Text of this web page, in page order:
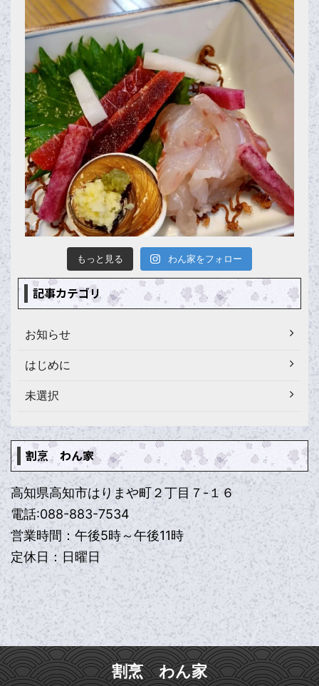
もっと見る わん家をフォロー
記事カテゴリ
お知らせ
はじめに
未選択
割烹 わん家
高知県高知市はりまや町２丁目７-１６
電話:088-883-7534
営業時間：午後5時～午後11時
定休日：日曜日
割烹 わん家